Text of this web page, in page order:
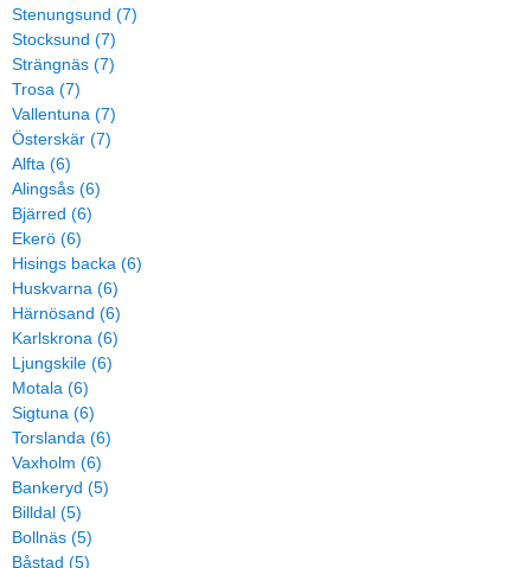
Stenungsund (7)
Stocksund (7)
Strängnäs (7)
Trosa (7)
Vallentuna (7)
Österskär (7)
Alfta (6)
Alingsås (6)
Bjärred (6)
Ekerö (6)
Hisings backa (6)
Huskvarna (6)
Härnösand (6)
Karlskrona (6)
Ljungskile (6)
Motala (6)
Sigtuna (6)
Torslanda (6)
Vaxholm (6)
Bankeryd (5)
Billdal (5)
Bollnäs (5)
Båstad (5)